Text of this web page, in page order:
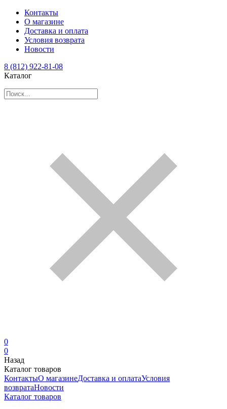
Контакты
О магазине
Доставка и оплата
Условия возврата
Новости
8 (812) 922-81-08
Каталог
0
0
Назад
Каталог товаров
КонтактыО магазинеДоставка и оплатаУсловия
возвратаНовости
Каталог товаров